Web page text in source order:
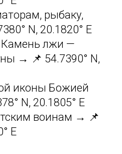
рыбаку,
N, 20.1820° E
Камень лжи —
→ 📌 54.7390° N,
иконы Божией
N, 20.1805° E
воинам → 📌
E